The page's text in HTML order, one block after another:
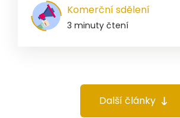
Komerční sdělení
3 minuty čtení
Další články